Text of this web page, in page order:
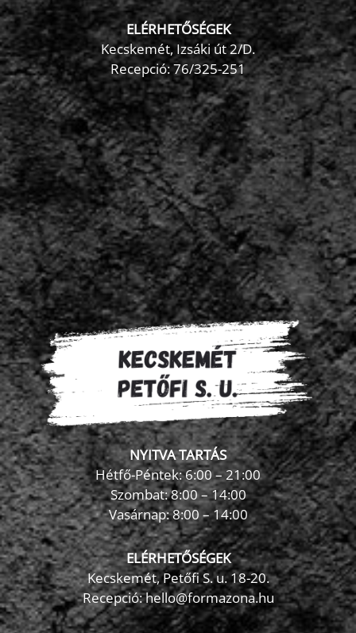
ELÉRHETŐSÉGEK
Kecskemét, Izsáki út 2/D.
Recepció:76/325-251
NYITVA TARTÁS
Hétfő-Péntek: 6:00 – 21:00
Szombat: 8:00 – 14:00
Vasárnap: 8:00 – 14:00
ELÉRHETŐSÉGEK
Kecskemét, Petőfi S. u. 18-20.
Recepció: hello@formazona.hu